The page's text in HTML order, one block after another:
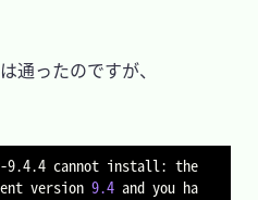
ったのですが、
cannot install: the
version 9.4 and you ha